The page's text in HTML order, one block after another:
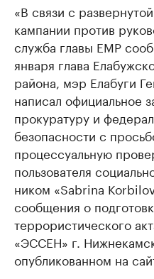
«В связи с
кампании против
служба главы ЕМР
января глава
района, мэр Елабуги
написал официальное
прокуратуру и
безопасности с
процессуальную
пользователя
ником «Sabrina
сообщения о
террористического
«ЭССЕН» г.
опубликованном на